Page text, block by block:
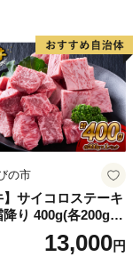
の市
】サイコロステーキ
降り 400g(各200g×
真空パック 冷凍
13,000円